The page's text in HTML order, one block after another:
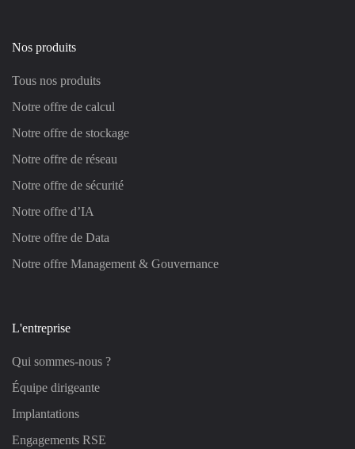
Nos produits
Tous nos produits
Notre offre de calcul
Notre offre de stockage
Notre offre de réseau
Notre offre de sécurité
Notre offre d’IA
Notre offre de Data
Notre offre Management & Gouvernance
L'entreprise
Qui sommes-nous ?
Équipe dirigeante
Implantations
Engagements RSE